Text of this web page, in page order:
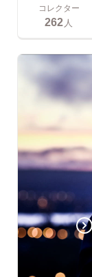
コレクター
262人